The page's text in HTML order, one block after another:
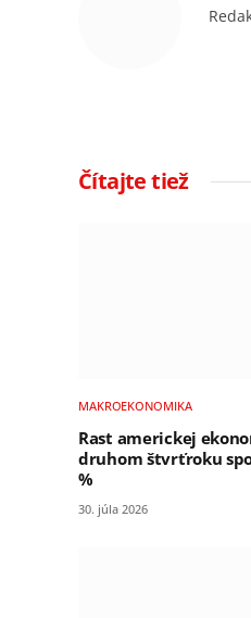
Čítajte tiež
MAKROEKONOMIKA
Rast americkej
druhom štvrťroku
%
30. júla 2026